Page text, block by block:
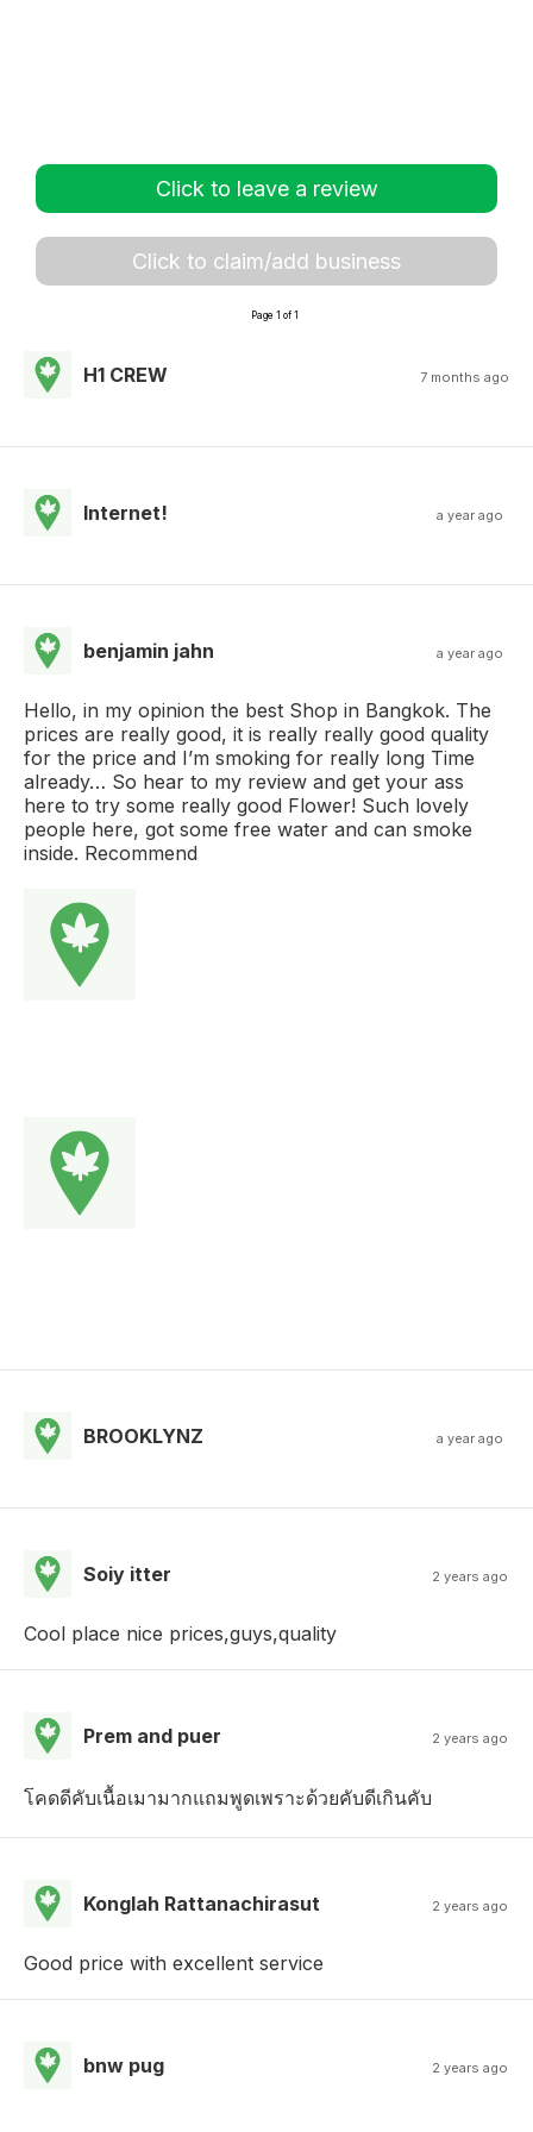
Click to leave a review
Click to claim/add business
Page 1 of 1
H1 CREW 7 months ago
Internet! a year ago
benjamin jahn a year ago
Hello, in my opinion the best Shop in Bangkok. The
prices are really good, it is really really good quality
for the price and I’m smoking for really long Time
already… So hear to my review and get your ass
here to try some really good Flower! Such lovely
people here, got some free water and can smoke
inside. Recommend
BROOKLYNZ a year ago
Soiy itter 2 years ago
Cool place nice prices,guys,quality
Prem and puer 2 years ago
โคดดีคับเนื้อเมามากแถมพูดเพราะด้วยคับดีเกินคับ
Konglah Rattanachirasut 2 years ago
Good price with excellent service
bnw pug 2 years ago